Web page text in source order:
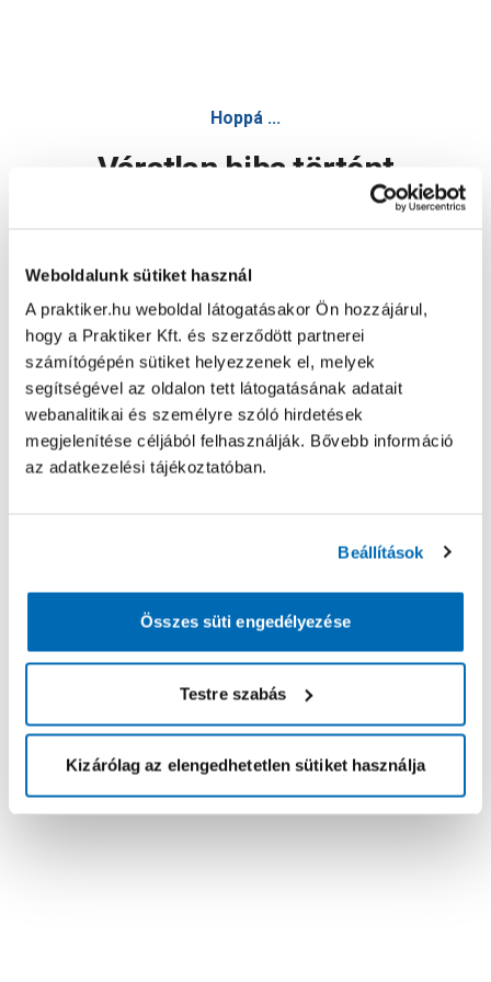
Weboldalunk sütiket használ
A praktiker.hu weboldal látogatásakor Ön hozzájárul,
hogy a Praktiker Kft. és szerződött partnerei
számítógépén sütiket helyezzenek el, melyek
segítségével az oldalon tett látogatásának adatait
webanalitikai és személyre szóló hirdetések
megjelenítése céljából felhasználják. Bővebb információ
az adatkezelési tájékoztatóban.
Beállítások
Összes süti engedélyezése
Testre szabás
Kizárólag az elengedhetetlen sütiket használja
Hoppá ...
Váratlan hiba történt
Oldal újratöltése